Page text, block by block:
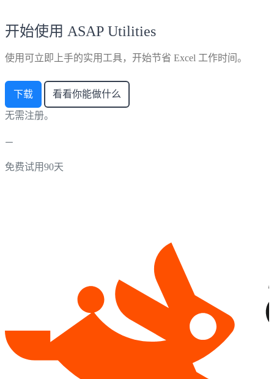
开始使用 ASAP Utilities
使用可立即上手的实用工具，开始节省 Excel 工作时间。
下载 看看你能做什么
无需注册。
免费试用90天